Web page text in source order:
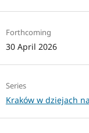
Forthcoming
30 April 2026
Series
Kraków w dziejach